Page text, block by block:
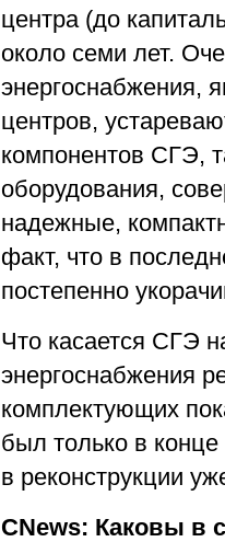
центра (до
около семи лет.
энергоснабжения,
центров,
компонентов СГЭ,
оборудования,
надежные,
факт, что в
постепенно
Что касается СГЭ
энергоснабжения
комплектующих
был только в
в реконструкции
CNews: Каковы в